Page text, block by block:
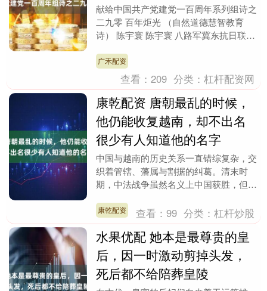
献给中国共产党建党一百周年系列组诗之
二九零 百年炬光 （自然道德慧智教育
诗） 陈宇寰 陈宇寰 八路军冀东抗日联军
部....
广禾配资
查看：209 分类：杠杆配资网
康乾配资 唐朝最乱的时候，
他仍能收复越南，却不出名
很少有人知道他的名字
中国与越南的历史关系一直错综复杂，交
织着管辖、藩属与割据的纠葛。清末时
期，中法战争虽然名义上中国获胜，但实
法国的殖民地。 高....
康乾配资 查看：99 分类：杠杆炒股
水果优配 她本是最尊贵的皇
后，因一时激动剪掉头发，
死后都不给陪葬皇陵